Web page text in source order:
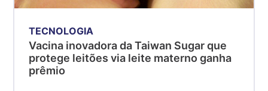
TECNOLOGIA
Vacina inovadora da Taiwan Sugar que
protege leitões via leite materno ganha
prêmio